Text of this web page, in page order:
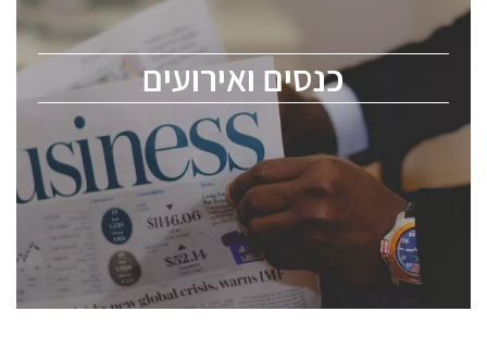
כנסים ואירועים
לכל העוסקים בתעשיית הסמיקונדקטור כולל מהנדסים,
ChipEx2026 will be held on May 12-13, 2026. The
conference is intended for everyone involved in the
semiconductor industry, including engineers,
professional experts, and senior executives.
לחץ לפרטים